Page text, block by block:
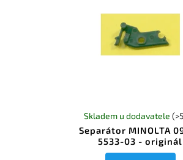
Separátor MINOLTA
5533-03 - originál
Skladem u dodavatele